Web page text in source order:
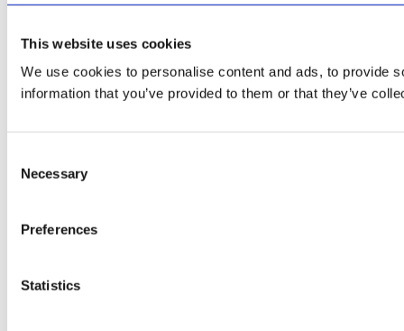
This website uses cookies
We use cookies to personalise content and ads, to provide
information that you’ve provided to them or that they’ve
Selection
Necessary
Preferences
Statistics